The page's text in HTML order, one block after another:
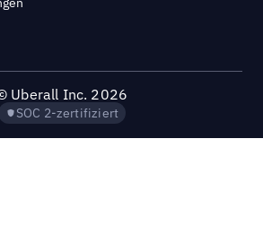
Uberall Inc. 2026
SOC 2-zertifiziert